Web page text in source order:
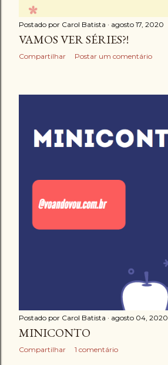
Postado por Carol Batista agosto 17, 2020
VAMOS VER SÉRIES?!
Compartilhar Postar um comentário
Postado por Carol Batista agosto 04, 2020
MINICONTO
Compartilhar 1 comentário